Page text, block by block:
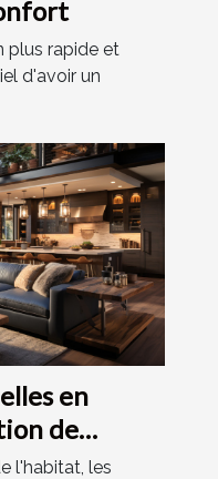
plus rapide et
d'avoir un
en
de
l'habitat, les